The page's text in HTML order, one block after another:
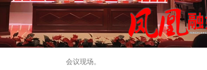
会议现场。